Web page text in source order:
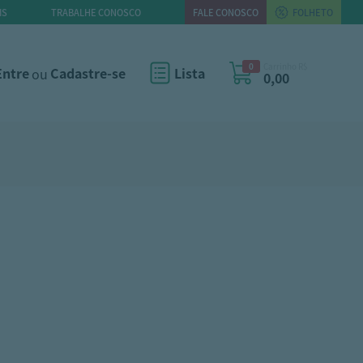
TRABALHE CONOSCO FALE CONOSCO FOLHETO
ou Cadastre-se Lista 0
0,00